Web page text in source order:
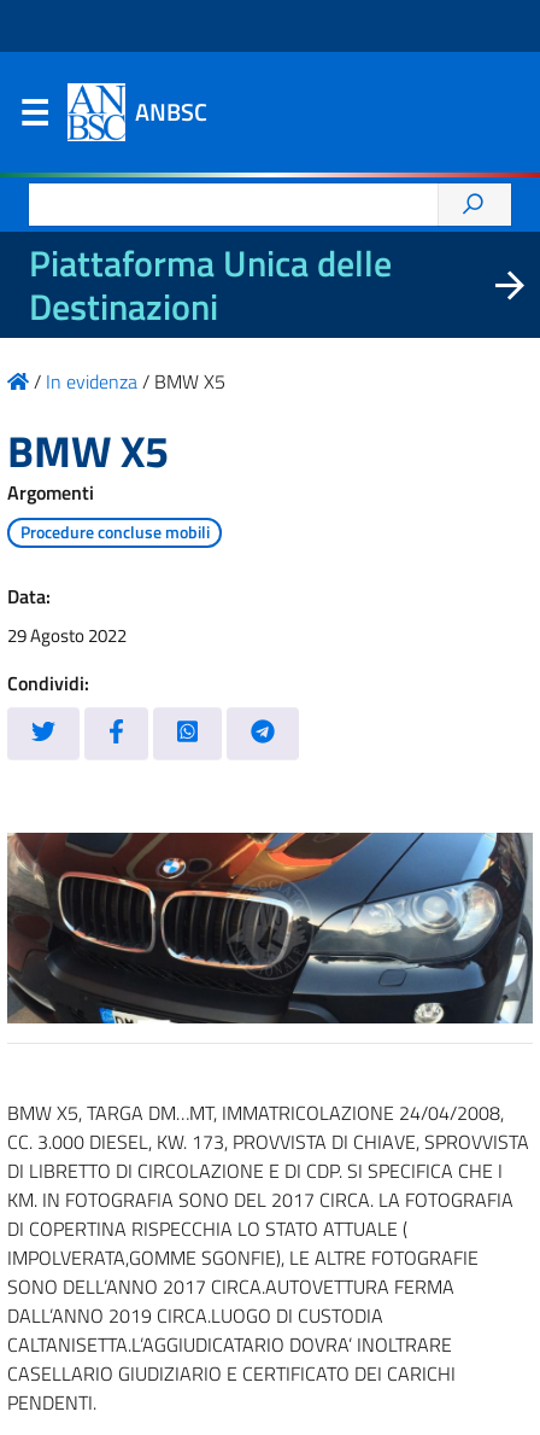
ANBSC
per:
Piattaforma Unica delle
Destinazioni
/ In evidenza/ BMW X5
BMW X5
Argomenti
Procedure concluse mobili
Data:
29 Agosto 2022
Condividi:
BMW X5, TARGA DM…MT, IMMATRICOLAZIONE 24/04/2008,
CC. 3.000 DIESEL, KW. 173, PROVVISTA DI CHIAVE, SPROVVISTA
DI LIBRETTO DI CIRCOLAZIONE E DI CDP. SI SPECIFICA CHE I
KM. IN FOTOGRAFIA SONO DEL 2017 CIRCA. LA FOTOGRAFIA
DI COPERTINA RISPECCHIA LO STATO ATTUALE (
IMPOLVERATA,GOMME SGONFIE), LE ALTRE FOTOGRAFIE
SONO DELL’ANNO 2017 CIRCA.AUTOVETTURA FERMA
DALL’ANNO 2019 CIRCA.LUOGO DI CUSTODIA
CALTANISETTA.L’AGGIUDICATARIO DOVRA’ INOLTRARE
CASELLARIO GIUDIZIARIO E CERTIFICATO DEI CARICHI
PENDENTI.